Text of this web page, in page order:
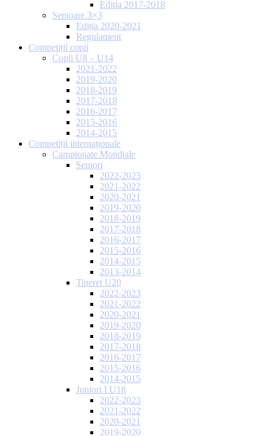
Editia 2017-2018
Senioare 3×3
Ediția 2020-2021
Regulament
Competiții copii
Copii U8 – U14
2021-2022
2019-2020
2018-2019
2017-2018
2016-2017
2015-2016
2014-2015
Competiții internaționale
Campionate Mondiale
Seniori
2022-2023
2021-2022
2020-2021
2019-2020
2018-2019
2017-2018
2016-2017
2015-2016
2014-2015
2013-2014
Tineret U20
2022-2023
2021-2022
2020-2021
2019-2020
2018-2019
2017-2018
2016-2017
2015-2016
2014-2015
Juniori I U18
2022-2023
2021-2022
2020-2021
2019-2020